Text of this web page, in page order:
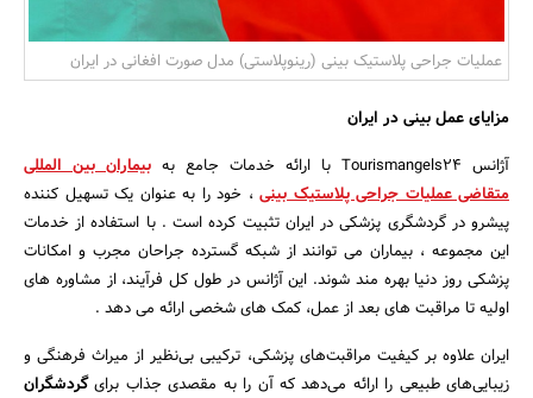
عملیات جراحی پلاستیک بینی (رینوپلاستی) مدل صورت افغانی در ایران
مزایای عمل بینی در ایران
آژانس Tourismangels24 با ارائه خدمات جامع به
بیماران بین المللی
متقاضی عملیات جراحی پلاستیک بینی ، خود را به عنوان یک تسهیل کننده
پیشرو در گردشگری پزشکی در ایران تثبیت کرده است . با استفاده از خدمات
این مجموعه ، بیماران می توانند از شبکه گسترده جراحان مجرب و امکانات
پزشکی روز دنیا بهره مند شوند. این آژانس در طول کل فرآیند، از مشاوره های
اولیه تا مراقبت های بعد از عمل، کمک های شخصی ارائه می دهد .
ایران علاوه بر کیفیت مراقبت‌های پزشکی، ترکیبی بی‌نظیر از میراث فرهنگی و
زیبایی‌های طبیعی را ارائه می‌دهد که آن را به مقصدی جذاب برایگردشگران